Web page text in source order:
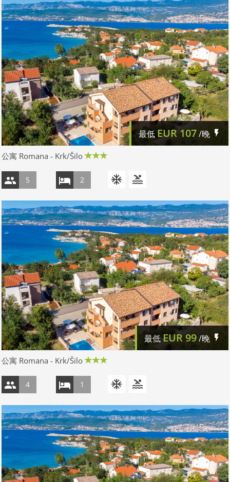
最低EUR 107/晚
公寓 Romana - Krk/Šilo
5 2
最低EUR99/晚
公寓 Romana - Krk/Šilo
4 1